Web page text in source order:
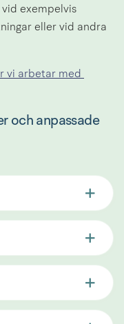
exempelvis
eller vid andra
vi arbetar med
och anpassade